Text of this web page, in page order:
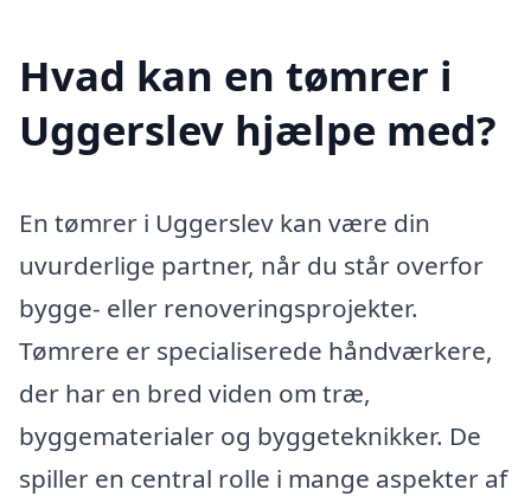
Hvad kan en tømrer i
Uggerslev hjælpe med?
En tømrer i Uggerslev kan være din
uvurderlige partner, når du står overfor
bygge- eller renoveringsprojekter.
Tømrere er specialiserede håndværkere,
der har en bred viden om træ,
byggematerialer og byggeteknikker. De
spiller en central rolle i mange aspekter af